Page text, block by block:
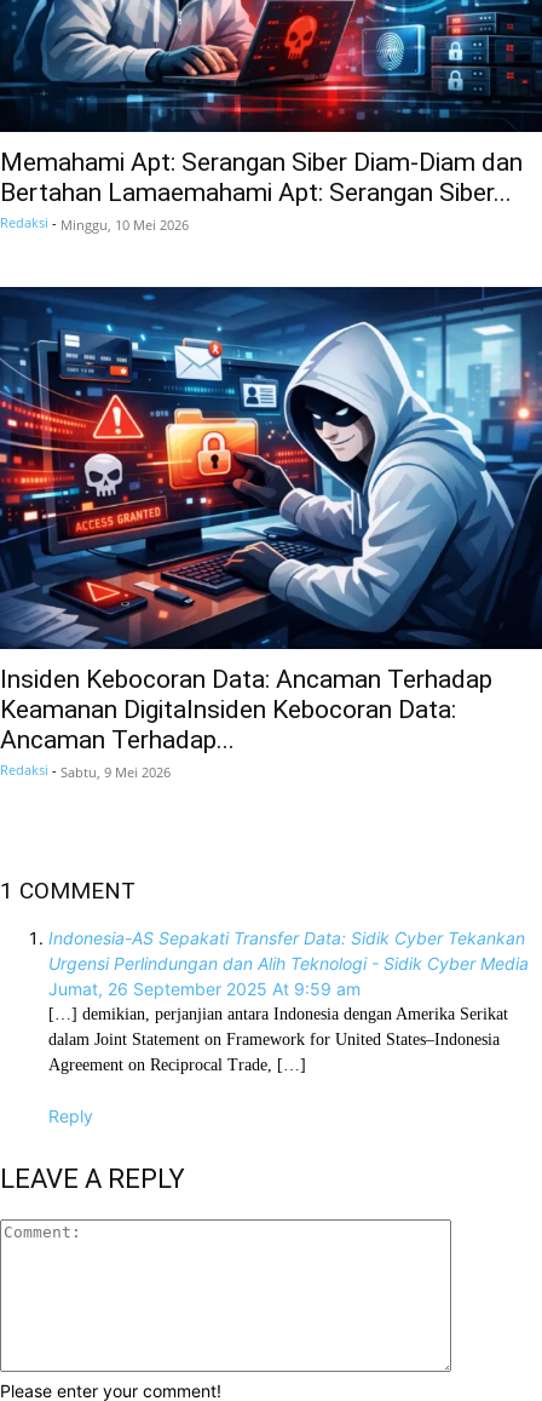
Memahami Apt: Serangan Siber Diam-Diam dan
Bertahan Lamaemahami Apt: Serangan Siber...
Redaksi - Minggu, 10 Mei 2026
Insiden Kebocoran Data: Ancaman Terhadap
Keamanan Digitalnsiden Kebocoran Data:
Ancaman Terhadap...
Redaksi - Sabtu, 9 Mei 2026
1 COMMENT
Indonesia-AS Sepakati Transfer Data: Sidik Cyber Tekankan
Urgensi Perlindungan dan Alih Teknologi - Sidik Cyber Media
Jumat, 26 September 2025 At 9:59 am
[…] demikian, perjanjian antara Indonesia dengan Amerika Serikat
dalam Joint Statement on Framework for United States–Indonesia
Agreement on Reciprocal Trade, […]
Reply
LEAVE A REPLY
Please enter your comment!